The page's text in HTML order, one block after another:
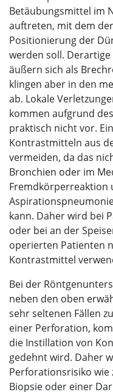
Betäubungsmittel im
auftreten, mit dem
Positionierung der
werden soll.
äußern sich als
klingen aber in den
ab. Lokale
kommen aufgrund
praktisch nicht vor.
Kontrastmitteln aus
vermeiden, da das
Bronchien oder im
Fremdkörperreaktion
kann. Daher wird bei
oder bei an der
operierten Patienten
Kontrastmittel
Bei der
neben den oben
sehr seltenen Fällen
einer Perforation,
die Instillation von
gedehnt wird. Daher
Perforationsrisiko
Biopsie oder einer